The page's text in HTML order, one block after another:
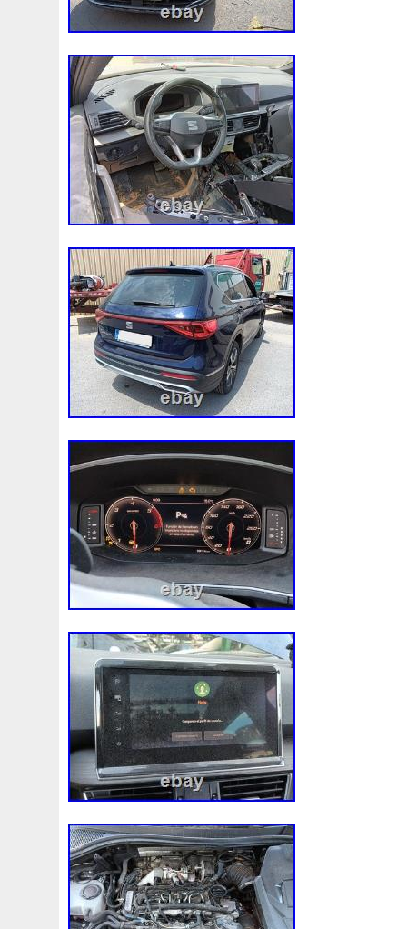
8d0121251at 8d0121251bh 8d9200000
8ew351040401 8k0121003m 8k0121003p
8n0422885a 8t1820951e 8v4805588a
921005115r 921005824r 92100jx51a
98-05 98-07 98610b9600 99-05
A1155010401 A1605000754 A1635000155
A1695001893 A1695002093 A1695002693
A2115000693 A2115001693 A2115002293
A2465001303 A2479060100 A4155000293
A9400004 Accesoires Accessoire
Ackoja Acrobate Action Adapté
Africa Ah228t000aa Airis Airtec
Alluminio Alpha Alukuehler Alum
Amélioré Amenagement America
Antigel Apple
Assy Aston Astra Astuce Astuces
Audi Ausgleichsbehälter-Expansion
B1765 Ballages Banc Barredoras
Bipolaire Bk218k218 Black Blanc
Bresser Bride Brouilleur Bruit
Cache Caddy Cadre Calandre
Capteur Capuchon Carence
Chambre Change Changement
Chronique Chrysler Cinq Circuit
Clean Cleaning Client Clignotant
Collecteur Colliers Combox Comline
Complete Composant Composants
Connecteur Conseils Construire
Convertisseur Cool Coolant Cooler